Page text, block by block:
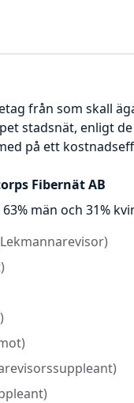
från som skall
stadsnät, enligt
på ett
Fibernät AB
män och 31%